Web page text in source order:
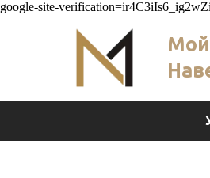
google-site-
Мой